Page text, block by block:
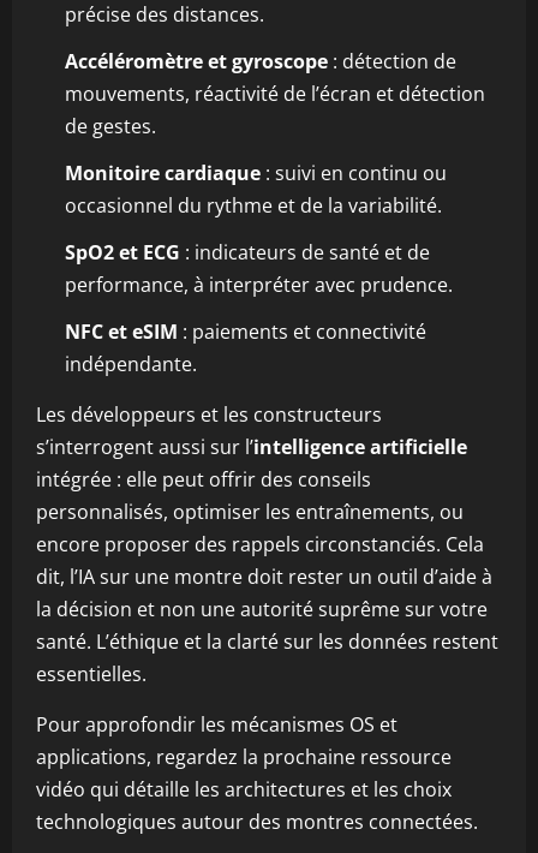
précise des distances.
Accéléromètre et gyroscope : détection de
mouvements, réactivité de l’écran et détection
de gestes.
Monitoire cardiaque : suivi en continu ou
occasionnel du rythme et de la variabilité.
SpO2 et ECG : indicateurs de santé et de
performance, à interpréter avec prudence.
NFC et eSIM : paiements et connectivité
indépendante.
Les développeurs et les constructeurs
s’interrogent aussi sur l’intelligence artificielle
intégrée : elle peut offrir des conseils
personnalisés, optimiser les entraînements, ou
encore proposer des rappels circonstanciés. Cela
dit, l’IA sur une montre doit rester un outil d’aide à
la décision et non une autorité suprême sur votre
santé. L’éthique et la clarté sur les données restent
essentielles.
Pour approfondir les mécanismes OS et
applications, regardez la prochaine ressource
vidéo qui détaille les architectures et les choix
technologiques autour des montres connectées.